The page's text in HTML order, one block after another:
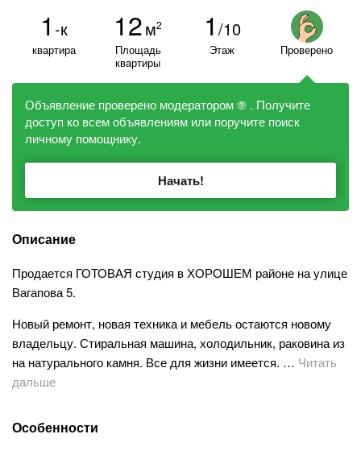
1 -к
квартира
12м2
Площадь
квартиры
1 /10
Этаж Проверено
Объявление проверено модератором ?
. Получите
доступ ко всем объявлениям или поручите поиск
личному помощнику.
Начать!
Описание
Продается ГОТОВАЯ студия в ХОРОШЕМ районе на улице
Вагапова 5.
Новый ремонт, новая техника и мебель остаются новому
владельцу. Стиральная машина, холодильник, раковина из
на натурального камня. Все для жизни имеется. … Читать
дальше
Особенности